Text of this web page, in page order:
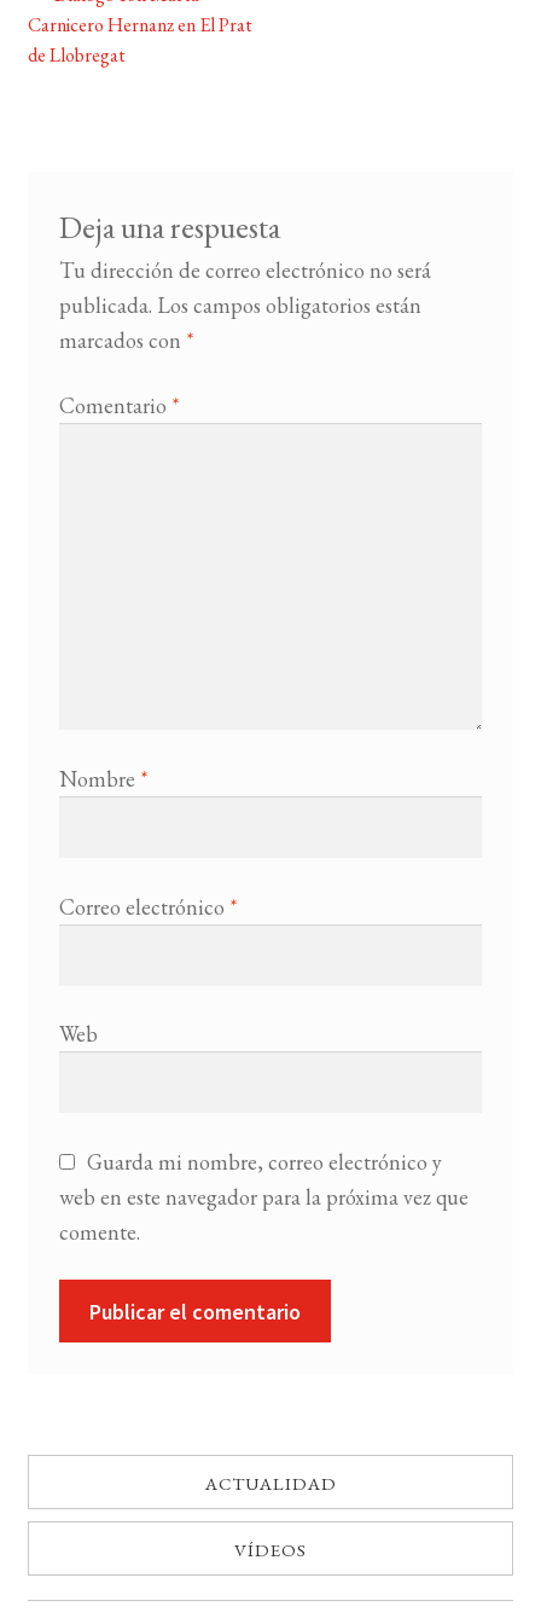
de
Carnicero Hernanz en El Prat
de Llobregat
Deja una respuesta
Tu dirección de correo electrónico no será
publicada. Los campos obligatorios están
marcados con *
Comentario *
Nombre *
Correo electrónico *
Web
Guarda mi nombre, correo electrónico y
web en este navegador para la próxima vez que
comente.
ACTUALIDAD
VÍDEOS